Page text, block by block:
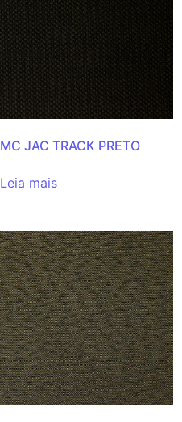
MC JAC TRACK PRETO
Leia mais